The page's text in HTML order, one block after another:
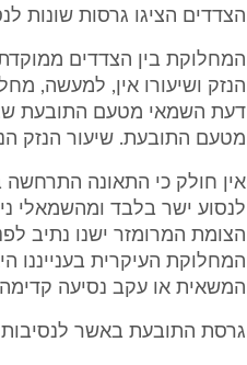
הצדדים הציגו גרסות שונות
המחלוקת בין הצדדים
הנזק ושיעורו אין, למעשה,
דעת השמאי מטעם התובעת
מטעם התובעת. שיעור הנזק
אין חולק כי התאונה התרחשה
לנסוע ישר בלבד ומהשמאלי
הצומת המרומזר ישנו נתיב
המחלוקת העיקרית
המשאית או עקב נסיעה
גרסת התובעת באשר